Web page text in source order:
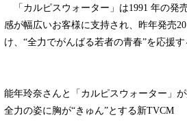
「カルピスウォーター」は1991 年の発
感が幅広いお客様に支持され、昨年発売
け、“全力でがんばる若者の青春”を応援
能年玲奈さんと「カルピスウォーター」が
全力の姿に胸が“きゅん”とする新TVCM